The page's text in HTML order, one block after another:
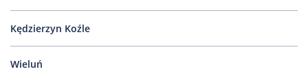
o
Kariera
Kędzierzyn Koźle
Wieluń